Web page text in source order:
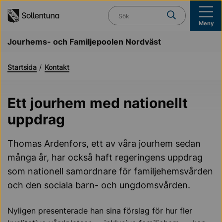
Vad söker du?
Meny
Jourhems- och Familjepoolen Nordväst
Startsida Kontakt
Ett jourhem med nationellt
uppdrag
Thomas Ardenfors, ett av våra jourhem sedan
många år, har också haft regeringens uppdrag
som nationell samordnare för familjehemsvården
och den sociala barn- och ungdomsvården.
Nyligen presenterade han sina förslag för hur fler